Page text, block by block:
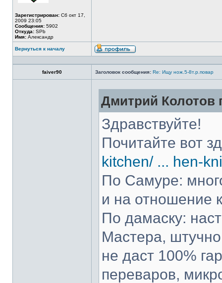
Зарегистрирован: Сб окт 17,
2009 23:05
Сообщения: 5902
Откуда: SPb
Имя: Александр
Вернуться к началу
faiver90 Заголовок сообщения: Re: Ищу нож.5-8т.р.повар
Дмитрий Колотов
Здравствуйте!
Почитайте вот
kitchen/ ... hen-
По Самуре:
и на отношение
По дамаску:
Мастера,
не даст 100%
переваров,